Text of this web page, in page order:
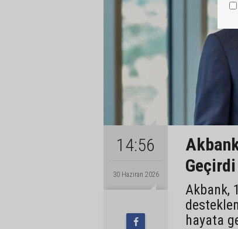
14:56
30 Haziran 2026
Geçirdi
Akbank,
hayata